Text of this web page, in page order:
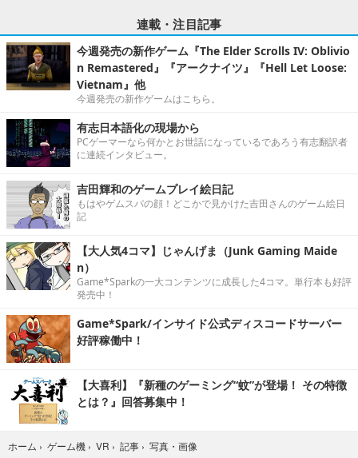
連載・注目記事
今週発売の新作ゲーム『The Elder Scrolls IV: Oblivio
n Remastered』『アークナイツ』『Hell Let Loose:
Vietnam』他
今週発売の新作ゲームはこちら。
有志日本語化の現場から
PCゲーマーなら何かとお世話になっているであろう有志翻訳者
に連続インタビュー。
吉田輝和のゲームプレイ絵日記
もはやゲムスパの顔！どこかで見かけた吉田さんのゲーム絵日
記
【大人気4コマ】じゃんげま（Junk Gaming Maide
n）
Game*Sparkの一大コンテンツに成長した4コマ。単行本も好評
発売中！
Game*Spark/インサイド公式ディスコードサーバー
好評稼働中！
【大喜利】『新種のゲーミング“蚊”が登場！ その特徴
とは？』回答募集中！
ホーム › ゲーム機 › VR › 記事 › 写真・画像